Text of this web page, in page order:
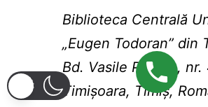
Biblioteca Centrală
„Eugen Todoran” din
Bd. Vasile Pârvan, nr.
Timișoara, Timiș,